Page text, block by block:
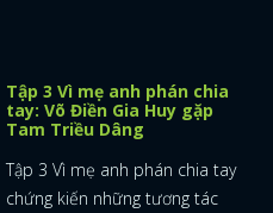
Tập 3 Vì mẹ anh phán chia
tay: Võ Điền Gia Huy gặp
Tam Triều Dâng
Tập 3 Vì mẹ anh phán chia tay
chứng kiến những tương tác